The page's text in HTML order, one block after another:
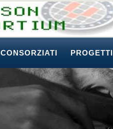
CONSORZIATI PROGETTI